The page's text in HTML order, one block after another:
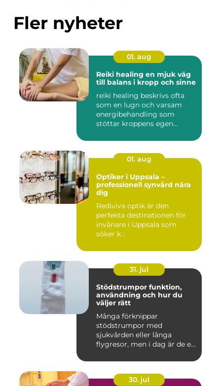
Fler nyheter
01. aug
Reiki healing en mjuk väg
till balans i kropp och sinne
reiki healing beskrivs ofta
som en lugn och varsam
energibehandling som
stöttar kroppens egen
01. aug
Optiker i Uppsala –
professionell synvård nära
dig
Rediviva optik är den
perfekta destinationen för
invånare i Uppsala som
söker k...
31. jul
Stödstrumpor funktion,
användning och hur du
väljer rätt
Många förknippar
stödstrumpor med
sjukvården eller långa
flygresor, men i dag är de ett
30. jul